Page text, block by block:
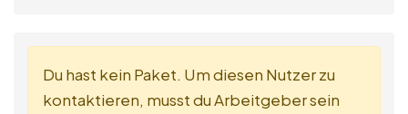
Du hast kein Paket. Um diesen Nutzer zu
kontaktieren, musst du Arbeitgeber sein